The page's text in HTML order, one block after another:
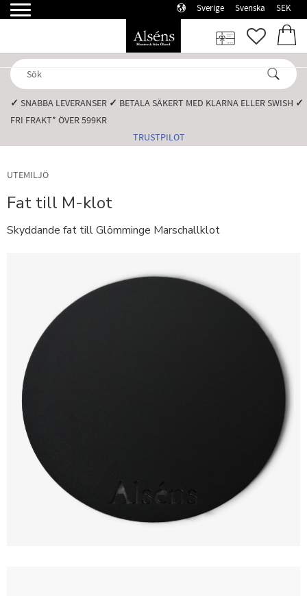
Sverige Svenska SEK
✓ SNABBA LEVERANSER️ ✓ BETALA SÄKERT MED KLARNA ELLER SWISH️ ✓
FRI FRAKT* ÖVER 599KR️
TRUSTPILOT
UTEMILJÖ
Fat till M-klot
Skyddande fat till Glömminge Marschallklot